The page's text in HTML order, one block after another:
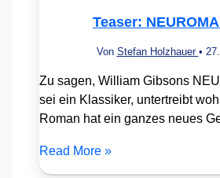
Teaser:
Von Stefan Holzhauer •
Zu sagen, William Gibsons
sei ein Klassiker, untertreibt
Roman hat ein ganzes neues
Read More »